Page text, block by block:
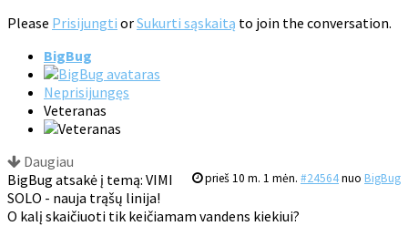
Please Prisijungti orSukurti sąskaitą to join the conversation.
BigBug
Neprisijungęs
Veteranas
Daugiau
prieš 10 m. 1 mėn. #24564nuo BigBug
BigBug atsakė į temą: VIMI
SOLO - nauja trąšų linija!
O kalį skaičiuoti tik keičiamam vandens kiekiui?